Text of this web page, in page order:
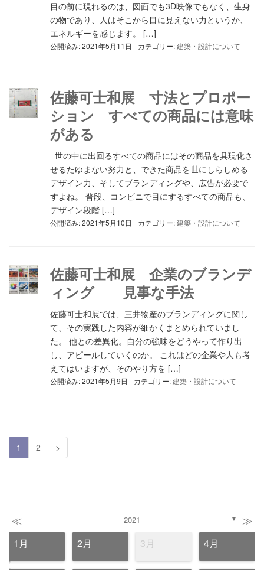
目の前に現れるのは、図面でも3D映像でもなく、生身
の物であり、人はそこから目に見えない力というか、
エネルギーを感じます。 […]
公開済み: 2021年5月11日 カテゴリー:建築・設計について
佐藤可士和展 寸法とプロポー
ション すべての商品には意味
がある
世の中に出回るすべての商品にはその商品を具現化さ
せるたゆまない努力と、できた商品を世にしらしめる
デザイン力、そしてブランディングや、広告が必要で
すよね。 普段、コンビニで目にするすべての商品も、
デザイン段階 […]
公開済み: 2021年5月10日 カテゴリー:建築・設計について
佐藤可士和展 企業のブランデ
ィング 見事な手法
佐藤可士和展では、三井物産のブランディングに関し
て、その実践した内容が細かくまとめられていまし
た。 他との差異化。自分の強味をどうやって作り出
し、アピールしていくのか。 これはどの企業や人も考
えてはいますが、そのやり方を […]
公開済み: 2021年5月9日 カテゴリー:建築・設計について
1 2 >
≪ 2021 ▼ ≫
1月 2月 3月 4月